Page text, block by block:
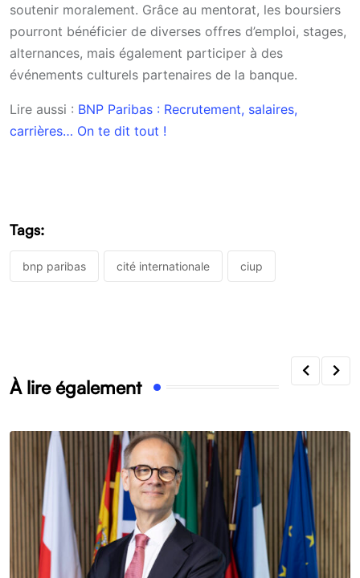
soutenir moralement. Grâce au mentorat, les boursiers
pourront bénéficier de diverses offres d’emploi, stages,
alternances, mais également participer à des
événements culturels partenaires de la banque.
Lire aussi : BNP Paribas : Recrutement, salaires,
carrières… On te dit tout !
Tags:
bnp paribas cité internationale ciup
À lire également